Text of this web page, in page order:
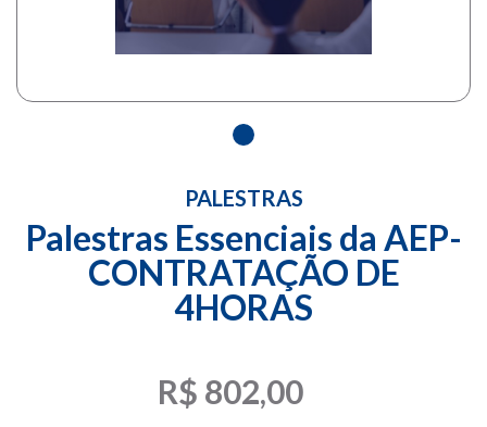
PALESTRAS
Palestras Essenciais da AEP-
CONTRATAÇÃO DE
4HORAS
R$ 802,00